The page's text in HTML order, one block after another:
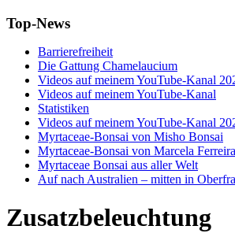
Top-News
Barrierefreiheit
Die Gattung Chamelaucium
Videos auf meinem YouTube-Kanal
Videos auf meinem YouTube-Kanal
Statistiken
Videos auf meinem YouTube-Kanal
Myrtaceae-Bonsai von Misho Bonsai
Myrtaceae-Bonsai von Marcela Ferreira
Myrtaceae Bonsai aus aller Welt
Auf nach Australien – mitten in
Zusatzbeleuchtung